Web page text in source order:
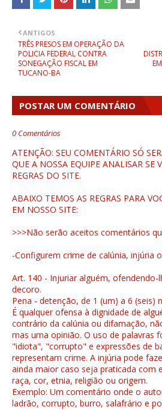
ANTIGOS
TRÊS PRESOS EM OPERAÇÃO DA
POLICIA FEDERAL CONTRA
SONEGAÇÃO FISCAL EM
TUCANO-BA
POSTAR UM COMENTÁRIO
0 Comentários
ATENÇÃO: SEU COMENTÁRIO SÓ
QUE A NOSSA EQUIPE ANALISAR SE
REGRAS DO SITE.
ABAIXO TEMOS AS REGRAS PARA
EM NOSSO SITE:
>>>Não serão aceitos comentários
-Configurem crime de calúnia, injúria
Art. 140 - Injuriar alguém, ofendendo-
decoro.
Pena - detenção, de 1 (um) a 6 (seis)
É qualquer ofensa à dignidade de
contrário da calúnia ou difamação,
mas uma opinião. O uso de palavras
"idiota", "corrupto" e expressões de
representam crime. A injúria pode
ainda maior caso seja praticada com
raça, cor, etnia, religião ou origem.
Exemplo: Um comentário onde o
ladrão, corrupto, burro, salafrário e